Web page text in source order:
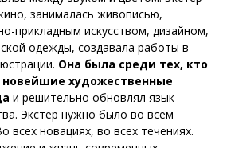
занималась живописью,
прикладным искусством, дизайном,
одежды, создавала работы в
Она была среди тех, кто
художественные
и решительно обновлял язык
Экстер нужно было во всем
всех новациях, во всех течениях.